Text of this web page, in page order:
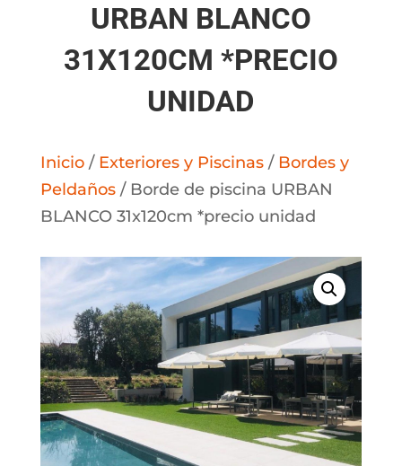
URBAN BLANCO
31X120CM *PRECIO
UNIDAD
Inicio/ Exteriores y Piscinas/ Bordes y
Peldaños/ Borde de piscina URBAN
BLANCO 31x120cm *precio unidad